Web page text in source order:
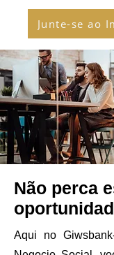
Junte-se ao
Não perca
Aqui no